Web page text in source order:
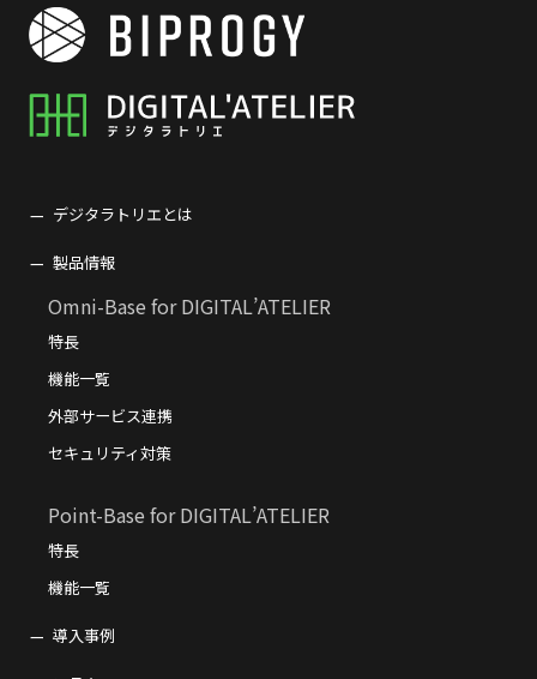
デジタラトリエとは
製品情報
Omni-Base for DIGITAL’ATELIER
特長
機能一覧
外部サービス連携
セキュリティ対策
Point-Base for DIGITAL’ATELIER
特長
機能一覧
導入事例